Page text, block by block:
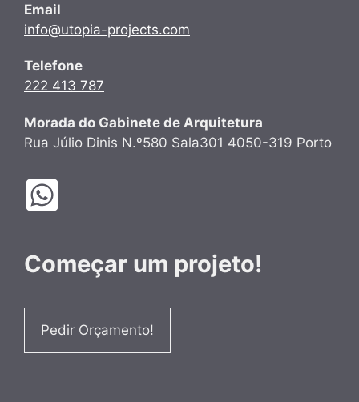
Email
info@utopia-projects.com
Telefone
222 413 787
Morada do Gabinete de Arquitetura
Rua Júlio Dinis N.º580 Sala301 4050-319 Porto
Começar um projeto!
Pedir Orçamento!